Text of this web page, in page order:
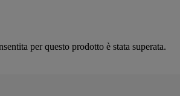
per questo prodotto è stata superata.